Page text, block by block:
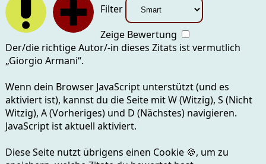
Filter
Zeige Bewertung
Der/die richtige Autor/-in dieses Zitats ist vermutlich
„Giorgio Armani“.
Wenn dein Browser JavaScript unterstützt (und es
aktiviert ist), kannst du die Seite mitW (Witzig), S (Nicht
Witzig), A (Vorheriges) und D (Nächstes)navigieren.
JavaScript ist aktuell aktiviert.
Diese Seite nutzt übrigens einen Cookie 🍪, um zu